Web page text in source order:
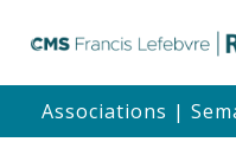
content
Associations |